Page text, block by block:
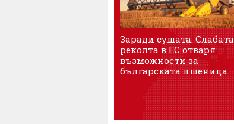
Заради сушата: Слабата
реколта в ЕС отваря
възможности за
българската пшеница